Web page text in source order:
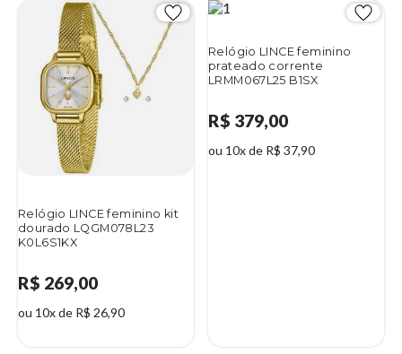
Relógio LINCE feminino kit
dourado LQGM078L23
K0L6S1KX
R$ 269,00
ou 10x de R$ 26,90
Relógio LINCE feminino
prateado corrente
LRMM067L25 B1SX
R$ 379,00
ou 10x de R$ 37,90